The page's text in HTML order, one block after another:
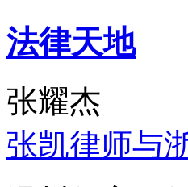
法律天地
张耀杰
张凯律师与